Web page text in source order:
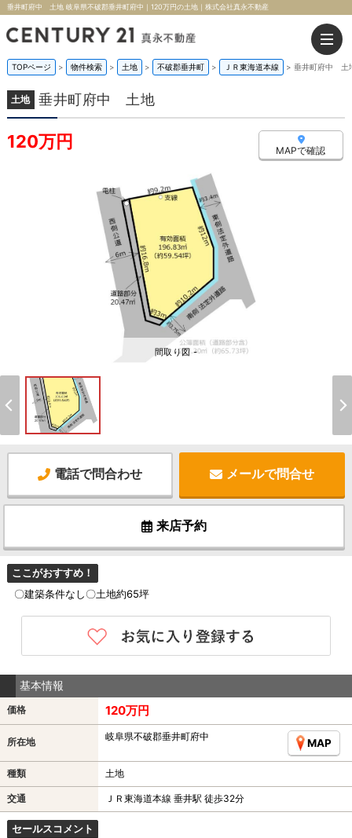
垂井町府中 土地 岐阜県不破郡垂井町府中｜120万円の土地｜株式会社真永不動産
TOPページ > 物件検索 > 土地 > 不破郡垂井町 > ＪＲ東海道本線 > 垂井町府中 土
土地 垂井町府中 土地
120万円 MAPで確認
間取り図 -
電話で問合わせ メールで問合せ
来店予約
ここがおすすめ！
〇建築条件なし〇土地約65坪
基本情報
価格 120万円
所在地 岐阜県不破郡垂井町府中
MAP
種類 土地
交通 ＪＲ東海道本線 垂井駅 徒歩32分
セールスコメント